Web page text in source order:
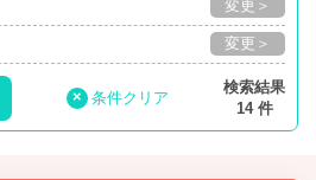
変更＞
変更＞
× 条件クリア
検索結果
14 件